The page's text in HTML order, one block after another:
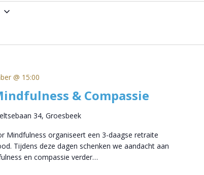
& Compassie
@ 15:00
34, Groesbeek
Mindfulness organiseert een 3-daagse retraite
Tijdens deze dagen schenken we aandacht aan
en compassie verder…